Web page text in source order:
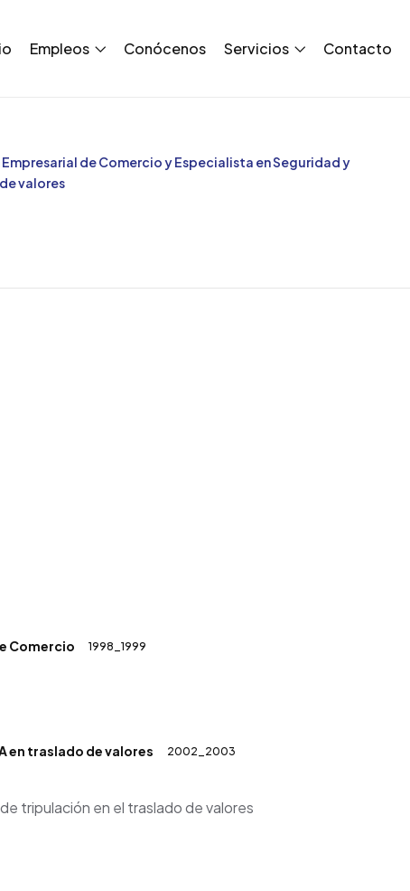
Empleos Conócenos Servicios Contacto
de Comercio y Especialista en Seguridad y
valores
Comercio 1998_1999
en traslado de valores 2002_2003
tripulación en el traslado de valores